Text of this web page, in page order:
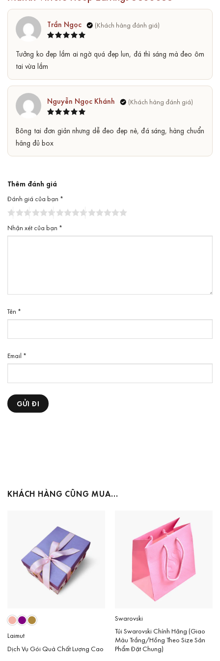
hạng55
sao
Trần Ngọc
Tưởng ko đẹp lắm ai ngờ quá đẹp lun, đá thì sáng mà đeo ôm
tai vừa lắm
hạng55
sao
Nguyễn Ngọc Khánh
Bông tai đơn giản nhưng dễ đeo đẹp nè, đá sáng, hàng chuẩn
hãng đủ box
Thêm đánh giá
Đánh giá của bạn *
Nhận xét của bạn *
Tên *
Email *
KHÁCH HÀNG CŨNG MUA…
Laimut
Dịch Vụ Gói Quà Chất Lượng Cao
Swarovski
Túi Swarovski Chính Hãng (Giao
Màu Trắng/Hồng Theo Size Sản
Phẩm Đặt Chung)